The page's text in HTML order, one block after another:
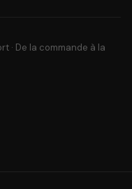
· De la commande à la